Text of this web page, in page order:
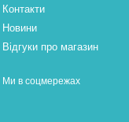
Контакти
Новини
Відгуки про магазин
Ми в соцмережах